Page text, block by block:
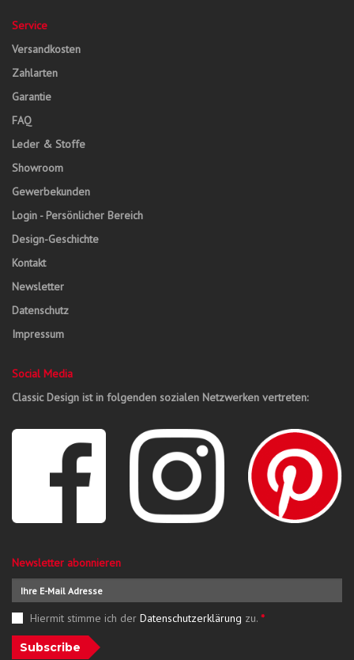
Service
Versandkosten
Zahlarten
Garantie
FAQ
Leder & Stoffe
Showroom
Gewerbekunden
Login - Persönlicher Bereich
Design-Geschichte
Kontakt
Newsletter
Datenschutz
Impressum
Social Media
Classic Design ist in folgenden sozialen Netzwerken vertreten:
Newsletter abonnieren
Hiermit stimme ich der Datenschutzerklärung zu. *
Subscribe